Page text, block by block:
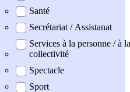
Santé
Secrétariat / Assistanat
Services à la personne / à la
collectivité
Spectacle
Sport